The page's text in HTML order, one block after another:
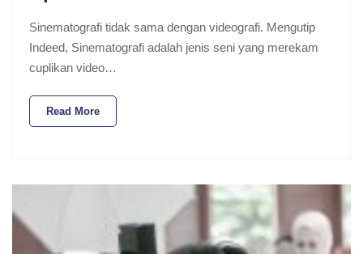
Sinematografi tidak sama dengan videografi. Mengutip
Indeed, Sinematografi adalah jenis seni yang merekam
cuplikan video…
Read More